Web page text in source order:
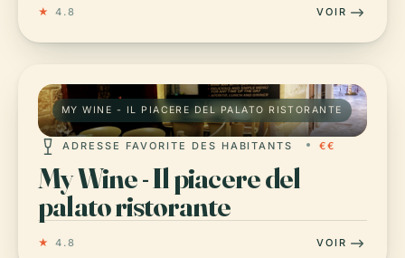
★ 4.8 VOIR
MY WINE - IL PIACERE DEL PALATO RISTORANTE
ADRESSE FAVORITE DES HABITANTS €€
My Wine - Il piacere del
palato ristorante
★ 4.8 VOIR